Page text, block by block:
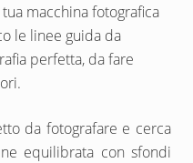
macchina fotografica
le linee guida da
perfetta, da fare
da fotografare e cerca
equilibrata con sfondi